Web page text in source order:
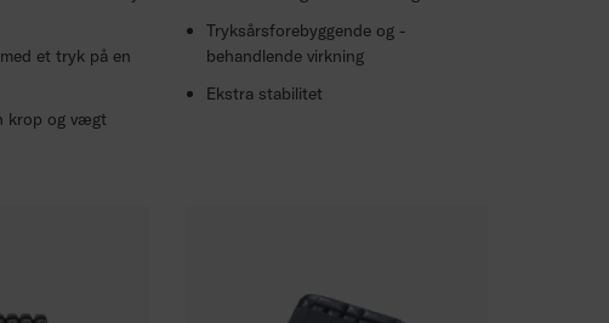
et tryk på en
krop og vægt
Tryksårsforebyggende og -
behandlende virkning
Ekstra stabilitet